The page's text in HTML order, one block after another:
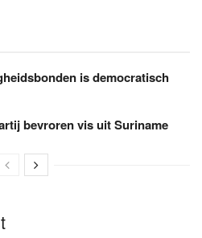
is democratisch
bevroren vis uit Suriname